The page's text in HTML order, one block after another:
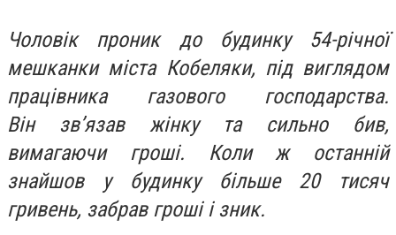
Чоловік проник до будинку 54-річної
мешканки міста Кобеляки, під виглядом
працівника газового господарства.
Він зв’язав жінку та сильно бив,
вимагаючи гроші. Коли ж останній
знайшов у будинку більше 20 тисяч
гривень, забрав гроші і зник.